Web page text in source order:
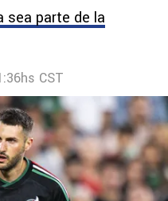
sea parte de la
CST